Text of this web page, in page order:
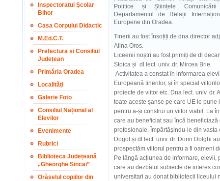
Inspectoratul Școlar
Bihor
Casa Corpului Didactic
M.Ed.C.T.
Prefectura și Consiliul
Județean
Primăria Oradea
Localități
Galerie Foto
Consiliul Național al
Elevilor
Evenimente
Rubrici
Biblioteca Județeană
„Gheorghe Șincai”
Orășelul copiilor din
Politice și Științele
Departamentul de Relații
Europene din Oradea.
Tinerii au fost însoțiți de dna director
Alina Oros.
Liceenii noștri au fost primiți de dl
Stoica și dl lect. univ. dr. Mircea Brie.
Activitatea a constat în informarea
Europeană tinerilor, și în special
proiecte de viitor etc. Dna lect. univ. dr.
toate aceste șanse pe care UE le
pentru a-și construi un viitor viabil. La
care au beneficiat sau încă
profesionale. Împărtășindu-le din
Dogot și dl lect. univ. dr. Dorin Dolghi
prospectăm viitorul pentru a fi oameni
Pe lângă acțiunea de informare,
care au dezbătut subiecte de interes
universitari au donat bibliotecii liceului